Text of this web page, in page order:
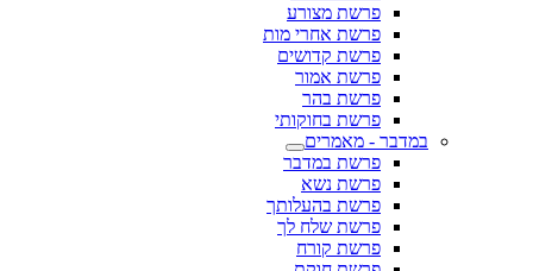
פרשת מצורע
פרשת אחרי מות
פרשת קדושים
פרשת אמור
פרשת בהר
פרשת בחוקותי
במדבר - מאמרים
פרשת במדבר
פרשת נשא
פרשת בהעלותך
פרשת שלח לך
פרשת קורח